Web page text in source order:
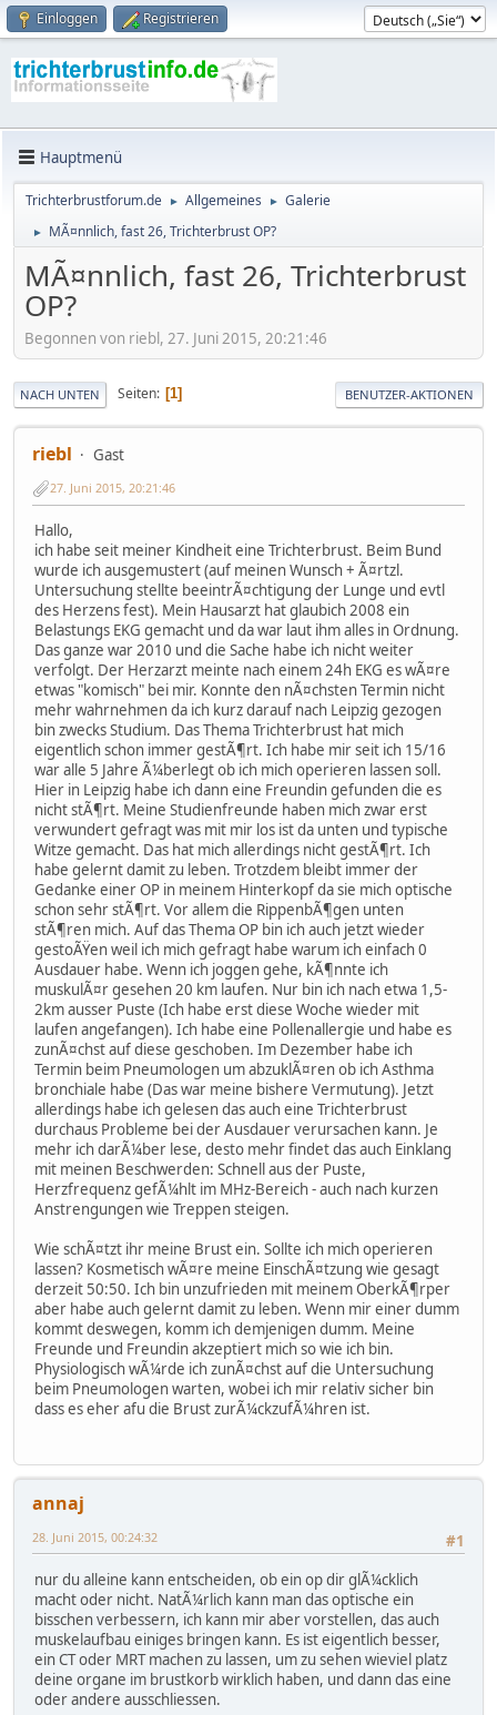
Einloggen Registrieren
Hauptmenü
Trichterbrustforum.de ► Allgemeines ► Galerie
► MÃ¤nnlich, fast 26, Trichterbrust OP?
MÃ¤nnlich, fast 26, Trichterbrust
OP?
Begonnen von riebl, 27. Juni 2015, 20:21:46
NACH UNTEN Seiten 1 BENUTZER-AKTIONEN
riebl Gast
27. Juni 2015, 20:21:46
Hallo,
ich habe seit meiner Kindheit eine Trichterbrust. Beim Bund
wurde ich ausgemustert (auf meinen Wunsch + Ã¤rtzl.
Untersuchung stellte beeintrÃ¤chtigung der Lunge und evtl
des Herzens fest). Mein Hausarzt hat glaubich 2008 ein
Belastungs EKG gemacht und da war laut ihm alles in Ordnung.
Das ganze war 2010 und die Sache habe ich nicht weiter
verfolgt. Der Herzarzt meinte nach einem 24h EKG es wÃ¤re
etwas "komisch" bei mir. Konnte den nÃ¤chsten Termin nicht
mehr wahrnehmen da ich kurz darauf nach Leipzig gezogen
bin zwecks Studium. Das Thema Trichterbrust hat mich
eigentlich schon immer gestÃ¶rt. Ich habe mir seit ich 15/16
war alle 5 Jahre Ã¼berlegt ob ich mich operieren lassen soll.
Hier in Leipzig habe ich dann eine Freundin gefunden die es
nicht stÃ¶rt. Meine Studienfreunde haben mich zwar erst
verwundert gefragt was mit mir los ist da unten und typische
Witze gemacht. Das hat mich allerdings nicht gestÃ¶rt. Ich
habe gelernt damit zu leben. Trotzdem bleibt immer der
Gedanke einer OP in meinem Hinterkopf da sie mich optische
schon sehr stÃ¶rt. Vor allem die RippenbÃ¶gen unten
stÃ¶ren mich. Auf das Thema OP bin ich auch jetzt wieder
gestoÃŸen weil ich mich gefragt habe warum ich einfach 0
Ausdauer habe. Wenn ich joggen gehe, kÃ¶nnte ich
muskulÃ¤r gesehen 20 km laufen. Nur bin ich nach etwa 1,5-
2km ausser Puste (Ich habe erst diese Woche wieder mit
laufen angefangen). Ich habe eine Pollenallergie und habe es
zunÃ¤chst auf diese geschoben. Im Dezember habe ich
Termin beim Pneumologen um abzuklÃ¤ren ob ich Asthma
bronchiale habe (Das war meine bishere Vermutung). Jetzt
allerdings habe ich gelesen das auch eine Trichterbrust
durchaus Probleme bei der Ausdauer verursachen kann. Je
mehr ich darÃ¼ber lese, desto mehr findet das auch Einklang
mit meinen Beschwerden: Schnell aus der Puste,
Herzfrequenz gefÃ¼hlt im MHz-Bereich - auch nach kurzen
Anstrengungen wie Treppen steigen.
Wie schÃ¤tzt ihr meine Brust ein. Sollte ich mich operieren
lassen? Kosmetisch wÃ¤re meine EinschÃ¤tzung wie gesagt
derzeit 50:50. Ich bin unzufrieden mit meinem OberkÃ¶rper
aber habe auch gelernt damit zu leben. Wenn mir einer dumm
kommt deswegen, komm ich demjenigen dumm. Meine
Freunde und Freundin akzeptiert mich so wie ich bin.
Physiologisch wÃ¼rde ich zunÃ¤chst auf die Untersuchung
beim Pneumologen warten, wobei ich mir relativ sicher bin
dass es eher afu die Brust zurÃ¼ckzufÃ¼hren ist.
annaj
#1
28. Juni 2015, 00:24:32
nur du alleine kann entscheiden, ob ein op dir glÃ¼cklich
macht oder nicht. NatÃ¼rlich kann man das optische ein
bisschen verbessern, ich kann mir aber vorstellen, das auch
muskelaufbau einiges bringen kann. Es ist eigentlich besser,
ein CT oder MRT machen zu lassen, um zu sehen wieviel platz
deine organe im brustkorb wirklich haben, und dann das eine
oder andere ausschliessen.